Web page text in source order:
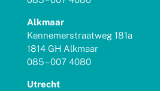
Alkmaar
Kennemerstraatweg 181a
1814 GH Alkmaar
085 – 007 4080
Utrecht